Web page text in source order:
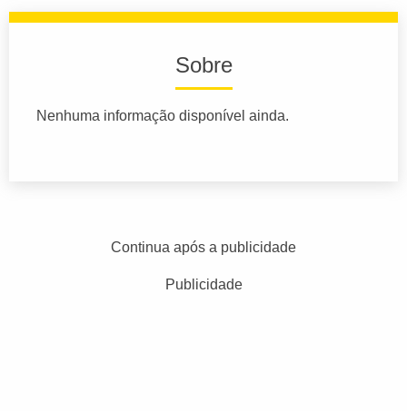
Sobre
Nenhuma informação disponível ainda.
Continua após a publicidade
Publicidade